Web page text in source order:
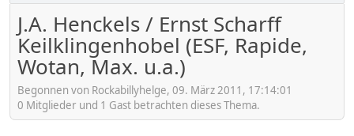
J.A. Henckels / Ernst Scharff
Keilklingenhobel (ESF, Rapide,
Wotan, Max. u.a.)
Begonnen von Rockabillyhelge, 09. März 2011, 17:14:01
0 Mitglieder und 1 Gast betrachten dieses Thema.